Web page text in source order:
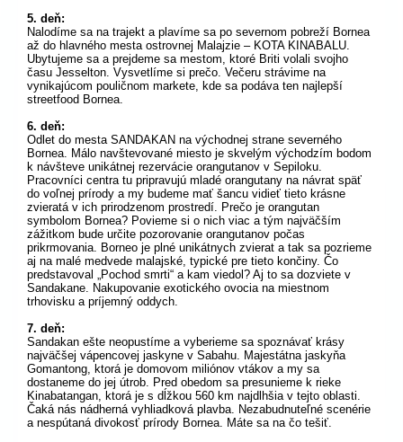
5. deň:
Nalodíme sa na trajekt a plavíme sa po severnom pobreží Bornea
až do hlavného mesta ostrovnej Malajzie – KOTA KINABALU.
Ubytujeme sa a prejdeme sa mestom, ktoré Briti volali svojho
času Jesselton. Vysvetlíme si prečo. Večeru strávime na
vynikajúcom pouličnom markete, kde sa podáva ten najlepší
streetfood Bornea.
6. deň:
Odlet do mesta SANDAKAN na východnej strane severného
Bornea. Málo navštevované miesto je skvelým východzím bodom
k návšteve unikátnej rezervácie orangutanov v Sepiloku.
Pracovníci centra tu pripravujú mladé orangutany na návrat späť
do voľnej prírody a my budeme mať šancu vidieť tieto krásne
zvieratá v ich prirodzenom prostredí. Prečo je orangutan
symbolom Bornea? Povieme si o nich viac a tým najväčším
zážitkom bude určite pozorovanie orangutanov počas
prikrmovania. Borneo je plné unikátnych zvierat a tak sa pozrieme
aj na malé medvede malajské, typické pre tieto končiny. Čo
predstavoval „Pochod smrti“ a kam viedol? Aj to sa dozviete v
Sandakane. Nakupovanie exotického ovocia na miestnom
trhovisku a príjemný oddych.
7. deň:
Sandakan ešte neopustíme a vyberieme sa spoznávať krásy
najväčšej vápencovej jaskyne v Sabahu. Majestátna jaskyňa
Gomantong, ktorá je domovom miliónov vtákov a my sa
dostaneme do jej útrob. Pred obedom sa presunieme k rieke
Kinabatangan, ktorá je s dĺžkou 560 km najdlhšia v tejto oblasti.
Čaká nás nádherná vyhliadková plavba. Nezabudnuteľné scenérie
a nespútaná divokosť prírody Bornea. Máte sa na čo tešiť.